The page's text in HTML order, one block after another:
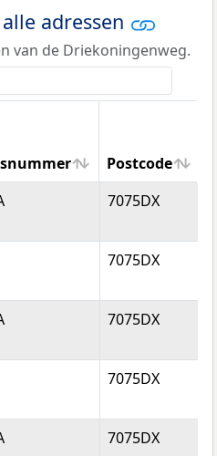
adressen
van de Driekoningenweg.
Postcode
Postcode
7075DX
7075DX
7075DX
7075DX
7075DX